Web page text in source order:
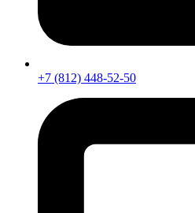
+7 (812) 448-52-50